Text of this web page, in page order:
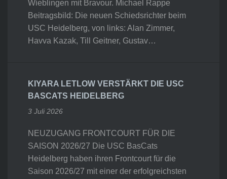
Wieblingen mit Bravour. Michael Rappe
Beitragsbild: Die neuen Schiedsrichter beim
USC Heidelberg, von links: Alan Zimmer,
Havva Kazak, Till Geitner, Gustav…
KIYARA LETLOW VERSTÄRKT DIE USC
BASCATS HEIDELBERG
3 Juli 2026
NEUZUGANG FRONTCOURT FÜR DIE
SAISON 2026/27 Die USC BasCats
Heidelberg haben ihren Frontcourt für die
Saison 2026/27 mit einer der erfolgreichsten